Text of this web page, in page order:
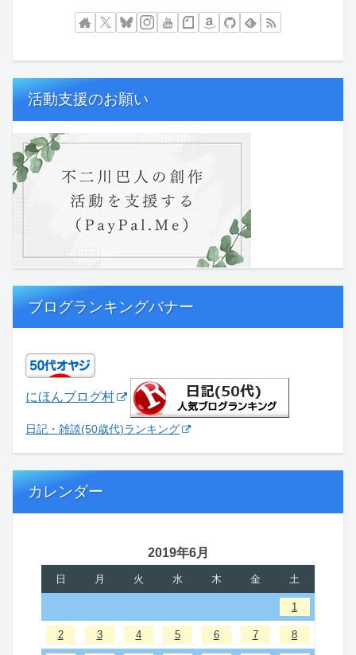
活動支援のお願い
ブログランキングバナー
にほんブログ村
日記・雑談(50歳代)ランキング
カレンダー
2019年6月
日 月 火 水 木 金 土
1
2 3 4 5 6 7 8